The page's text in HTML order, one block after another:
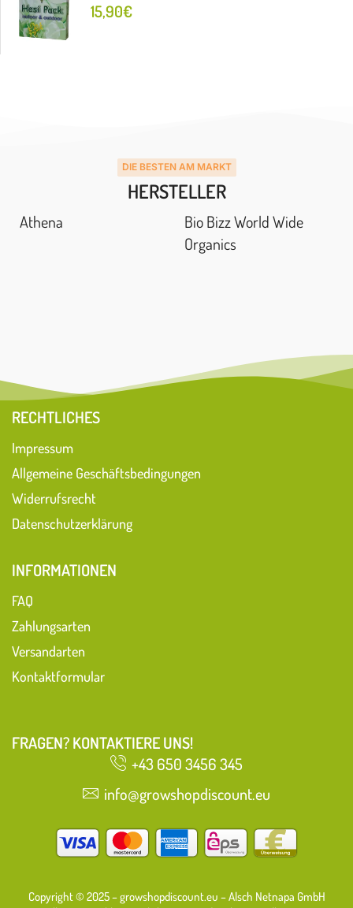
15,90€
DIE BESTEN AM MARKT
HERSTELLER
Athena
Bio Bizz World Wide
Organics
RECHTLICHES
Impressum
Allgemeine Geschäftsbedingungen
Widerrufsrecht
Datenschutzerklärung
INFORMATIONEN
FAQ
Zahlungsarten
Versandarten
Kontaktformular
FRAGEN? KONTAKTIERE UNS!
+43 650 3456 345
info@growshopdiscount.eu
Copyright © 2025 – growshopdiscount.eu – Alsch Netnapa GmbH